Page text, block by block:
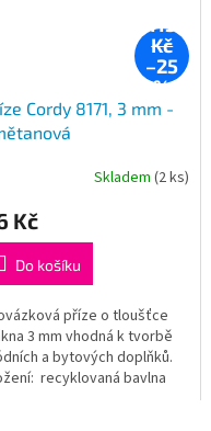
115
Kč
–25
%
Cordy 8171, 3 mm -
Skladem(2 ks)
Kč
Do košíku
příze o tloušťce
3 mm vhodná k tvorbě
a bytových doplňků.
recyklovaná bavlna